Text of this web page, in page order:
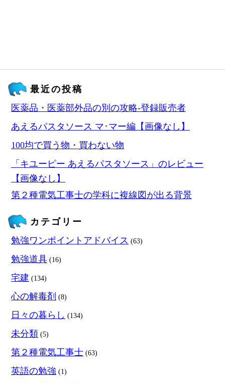
最近の投稿
医薬品・医薬部外品の別の攻略‐登録販売者
あえるパスタソース マ･マー編【画像なし】
100均で買う物・買わない物
「キユーピー あえるパスタソース」のレビュー
【画像なし】
第２種電気工事士の学科に複線図が出る背景
カテゴリー
勉強ワンポイントアドバイス (63)
勉強道具 (16)
宅建 (134)
心の解毒剤 (8)
日々の暮らし (134)
未分類 (5)
第２種電気工事士 (63)
英語の勉強 (1)